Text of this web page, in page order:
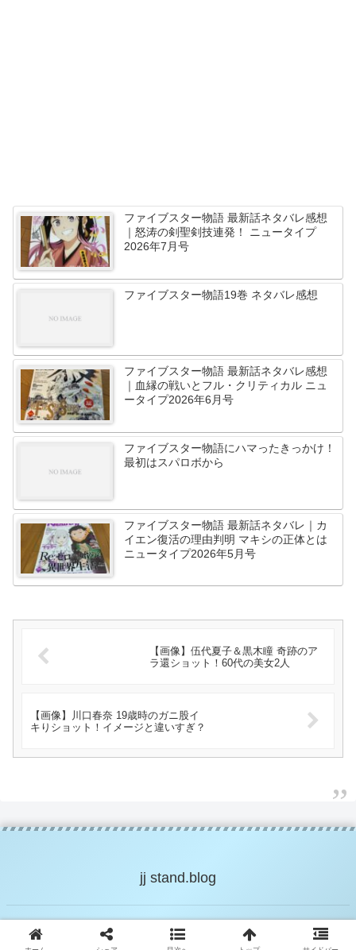
ファイブスター物語 最新話ネタバレ感想
｜怒涛の剣聖剣技連発！ ニュータイプ
2026年7月号
ファイブスター物語19巻 ネタバレ感想
ファイブスター物語 最新話ネタバレ感想
｜血縁の戦いとフル・クリティカル ニュ
ータイプ2026年6月号
ファイブスター物語にハマったきっかけ！
最初はスパロボから
ファイブスター物語 最新話ネタバレ｜カ
イエン復活の理由判明 マキシの正体とは
ニュータイプ2026年5月号
【画像】伍代夏子＆黒木瞳 奇跡のア
ラ還ショット！60代の美女2人
【画像】川口春奈 19歳時のガニ股イ
キりショット！イメージと違いすぎ？
jj stand.blog
© 2018-2026 jj stand.blog.